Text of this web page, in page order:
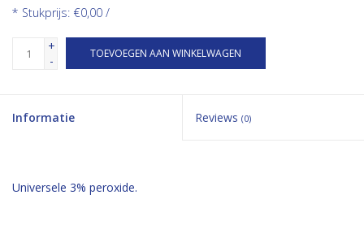
* Stukprijs: €0,00 /
+
-
TOEVOEGEN AAN WINKELWAGEN
Informatie Reviews (0)
Universele 3% peroxide.